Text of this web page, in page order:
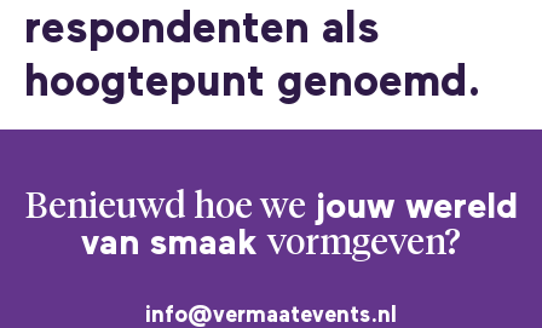
respondenten als
hoogtepunt genoemd.
Benieuwd hoe we jouw wereld
van smaakvormgeven?
info@vermaatevents.nl